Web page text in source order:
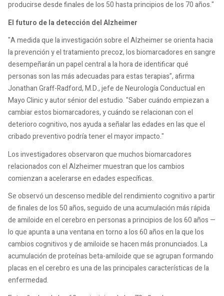
producirse desde finales de los 50 hasta principios de los 70 años."
El futuro de la detección del Alzheimer
"A medida que la investigación sobre el Alzheimer se orienta hacia
la prevención y el tratamiento precoz, los biomarcadores en sangre
desempeñarán un papel central a la hora de identificar qué
personas son las más adecuadas para estas terapias”, afirma
Jonathan Graff-Radford, M.D., jefe de Neurología Conductual en
Mayo Clinic y autor sénior del estudio. "Saber cuándo empiezan a
cambiar estos biomarcadores, y cuándo se relacionan con el
deterioro cognitivo, nos ayuda a señalar las edades en las que el
cribado preventivo podría tener el mayor impacto."
Los investigadores observaron que muchos biomarcadores
relacionados con el Alzheimer muestran que los cambios
comienzan a acelerarse en edades específicas.
Se observó un descenso medible del rendimiento cognitivo a partir
de finales de los 50 años, seguido de una acumulación más rápida
de amiloide en el cerebro en personas a principios de los 60 años —
lo que apunta a una ventana en torno a los 60 años en la que los
cambios cognitivos y de amiloide se hacen más pronunciados. La
acumulación de proteínas beta-amiloide que se agrupan formando
placas en el cerebro es una de las principales características de la
enfermedad.